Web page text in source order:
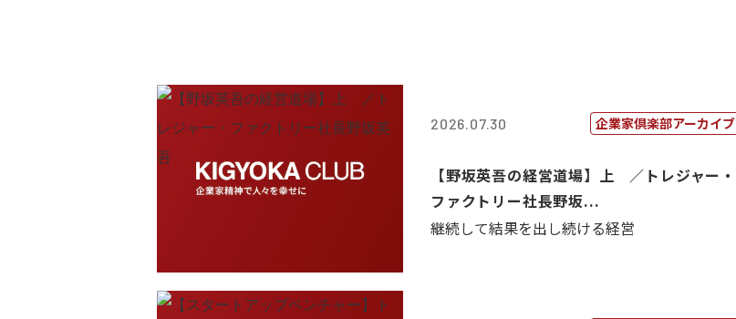
2026.07.30 企業家倶楽部アーカイブ
【野坂英吾の経営道場】上 ／トレジャー・
ファクトリー社長野坂...
継続して結果を出し続ける経営